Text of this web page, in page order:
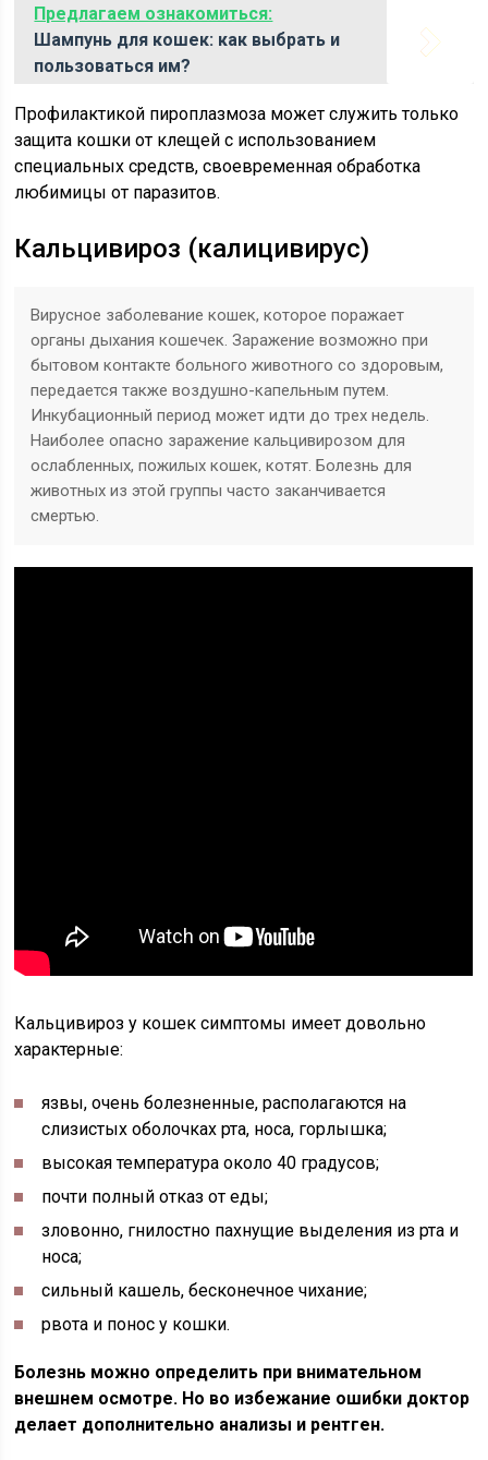
Предлагаем ознакомиться:
Шампунь для кошек: как выбрать и
пользоваться им?
Профилактикой пироплазмоза может служить только
защита кошки от клещей с использованием
специальных средств, своевременная обработка
любимицы от паразитов.
Кальцивироз (калицивирус)
Вирусное заболевание кошек, которое поражает
органы дыхания кошечек. Заражение возможно при
бытовом контакте больного животного со здоровым,
передается также воздушно-капельным путем.
Инкубационный период может идти до трех недель.
Наиболее опасно заражение кальцивирозом для
ослабленных, пожилых кошек, котят. Болезнь для
животных из этой группы часто заканчивается
смертью.
Кальцивироз у кошек симптомы имеет довольно
характерные:
язвы, очень болезненные, располагаются на
слизистых оболочках рта, носа, горлышка;
высокая температура около 40 градусов;
почти полный отказ от еды;
зловонно, гнилостно пахнущие выделения из рта и
носа;
сильный кашель, бесконечное чихание;
рвота и понос у кошки.
Болезнь можно определить при внимательном
внешнем осмотре. Но во избежание ошибки доктор
делает дополнительно анализы и рентген.